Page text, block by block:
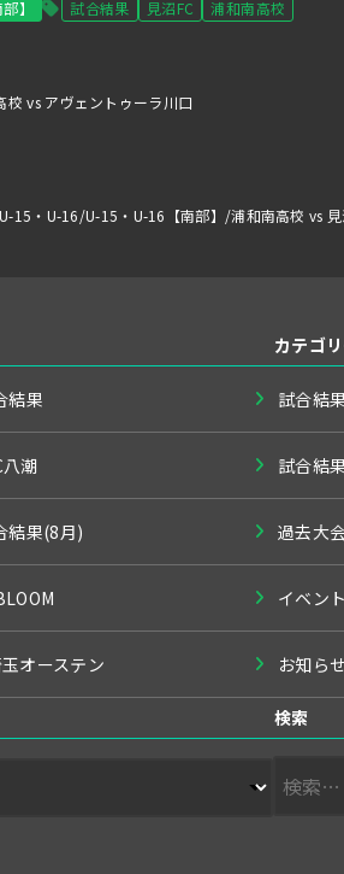
】 試合結果 見沼FC 浦和南高校
校 vs アヴェントゥーラ川口
U-15・U-16 U-15・U-16【南部】 浦和南高校 vs 見
果
潮
果(8月)
オーステン
カテゴ
試合結
試合結果
過去大
イベント
お知らせ
検索